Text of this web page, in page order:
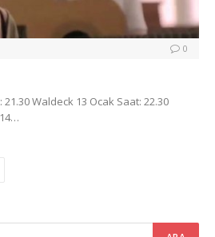
0
Waldeck 13 Ocak Saat: 22.30